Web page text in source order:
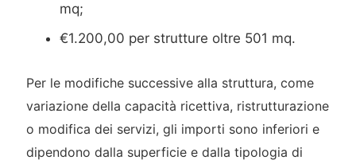
mq;
€1.200,00 per strutture oltre 501 mq.
Per le modifiche successive alla struttura, come
variazione della capacità ricettiva, ristrutturazione
o modifica dei servizi, gli importi sono inferiori e
dipendono dalla superficie e dalla tipologia di